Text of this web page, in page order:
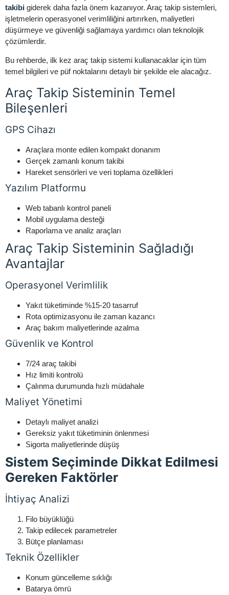
takibi giderek daha fazla önem kazanıyor. Araç takip sistemleri,
işletmelerin operasyonel verimliliğini artırırken, maliyetleri
düşürmeye ve güvenliği sağlamaya yardımcı olan teknolojik
çözümlerdir.
Bu rehberde, ilk kez araç takip sistemi kullanacaklar için tüm
temel bilgileri ve püf noktalarını detaylı bir şekilde ele alacağız.
Araç Takip Sisteminin Temel
Bileşenleri
GPS Cihazı
Araçlara monte edilen kompakt donanım
Gerçek zamanlı konum takibi
Hareket sensörleri ve veri toplama özellikleri
Yazılım Platformu
Web tabanlı kontrol paneli
Mobil uygulama desteği
Raporlama ve analiz araçları
Araç Takip Sisteminin Sağladığı
Avantajlar
Operasyonel Verimlilik
Yakıt tüketiminde %15-20 tasarruf
Rota optimizasyonu ile zaman kazancı
Araç bakım maliyetlerinde azalma
Güvenlik ve Kontrol
7/24 araç takibi
Hız limiti kontrolü
Çalınma durumunda hızlı müdahale
Maliyet Yönetimi
Detaylı maliyet analizi
Gereksiz yakıt tüketiminin önlenmesi
Sigorta maliyetlerinde düşüş
Sistem Seçiminde Dikkat Edilmesi
Gereken Faktörler
İhtiyaç Analizi
Filo büyüklüğü
Takip edilecek parametreler
Bütçe planlaması
Teknik Özellikler
Konum güncelleme sıklığı
Batarya ömrü